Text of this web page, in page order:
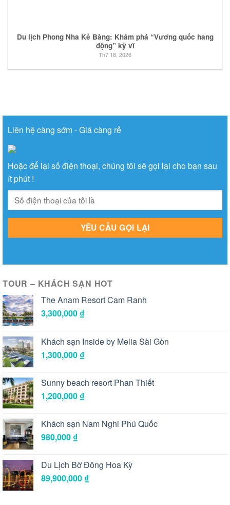
Du lịch Phong Nha Kẻ Bàng: Khám phá “Vương quốc hang
động” kỳ vĩ
Th7 18, 2026
Liên hệ càng sớm - Giá càng rẻ
Hoặc để lại số điện thoại, chúng tôi sẽ gọi lại cho bạn sau
ít phút !
TOUR – KHÁCH SẠN HOT
The Anam Resort Cam Ranh
3,300,000 ₫
Khách sạn Inside by Melia Sài Gòn
1,300,000 ₫
Sunny beach resort Phan Thiết
1,200,000 ₫
Khách sạn Nam Nghi Phú Quốc
980,000 ₫
Du Lịch Bờ Đông Hoa Kỳ
89,900,000 ₫